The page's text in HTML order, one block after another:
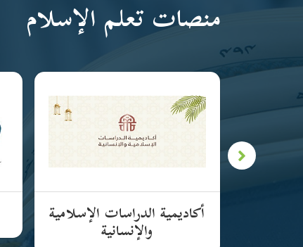
منصات تعلم الإسلام
أكاديمية الدراسات الإسلامية
والإنسانية